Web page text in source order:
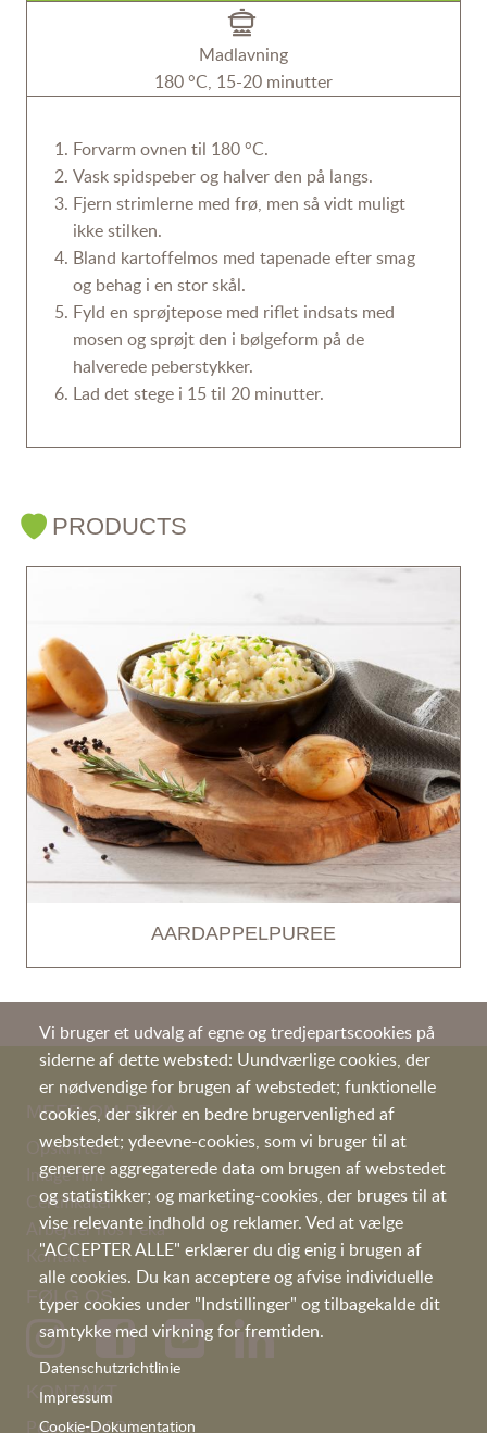
Madlavning
180 °C, 15-20 minutter
Forvarm ovnen til 180 °C.
Vask spidspeber og halver den på langs.
Fjern strimlerne med frø, men så vidt muligt
ikke stilken.
Bland kartoffelmos med tapenade efter smag
og behag i en stor skål.
Fyld en sprøjtepose med riflet indsats med
mosen og sprøjt den i bølgeform på de
halverede peberstykker.
Lad det stege i 15 til 20 minutter.
PRODUCTS
AARDAPPELPUREE
Vi bruger et udvalg af egne og tredjepartscookies på
siderne af dette websted: Uundværlige cookies, der
er nødvendige for brugen af webstedet; funktionelle
cookies, der sikrer en bedre brugervenlighed af
webstedet; ydeevne-cookies, som vi bruger til at
generere aggregaterede data om brugen af webstedet
og statistikker; og marketing-cookies, der bruges til at
vise relevante indhold og reklamer. Ved at vælge
"ACCEPTER ALLE" erklærer du dig enig i brugen af
alle cookies. Du kan acceptere og afvise individuelle
typer cookies under "Indstillinger" og tilbagekalde dit
samtykke med virkning for fremtiden.
Datenschutzrichtlinie
Impressum
Cookie-Dokumentation
MEER OM PEKA
Opskrifter
mage film
Certifikater
Arbejder hos Peka
Kontakt
FØLG OS
KONTAKT
Peka Kroef B.V